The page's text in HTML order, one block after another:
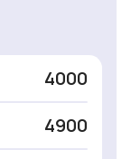
4000
4900